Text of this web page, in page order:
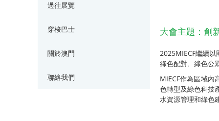
過往展覽
穿梭巴士
關於澳門
聯絡我們
大會主題：創
2025MIECF繼續
綠色配對、綠色公
MIECF作為區域內
色轉型及綠色科技
水資源管理和綠色